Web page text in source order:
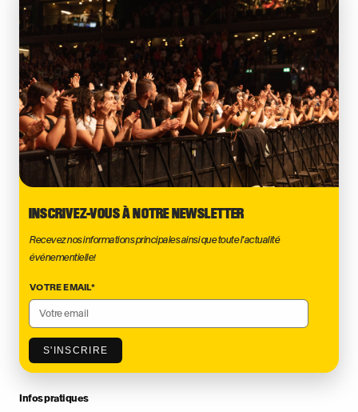
INSCRIVEZ-VOUS À NOTRE NEWSLETTER
Recevez nos informations principales ainsi que toute l'actualité
événementielle!
VOTRE EMAIL*
S'INSCRIRE
Infos pratiques